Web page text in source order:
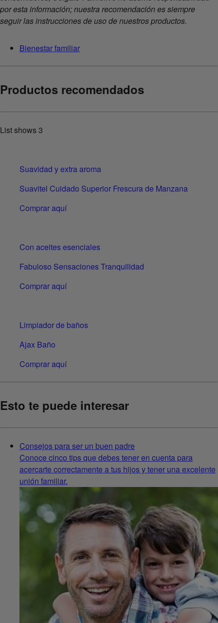
por esta información; nuestra recomendación es siempre
seguir las instrucciones de uso de nuestros productos.
Bienestar familiar
Productos recomendados
List shows3
Suavidad y extra aroma
Suavitel Cuidado Superior Frescura de Manzana
Comprar aquí
Con aceites esenciales
Fabuloso Sensaciones Tranquilidad
Comprar aquí
Limpiador de baños
Ajax Baño
Comprar aquí
Esto te puede interesar
Consejos para ser un buen padre
Conoce cinco tips que debes tener en cuenta para
acercarte correctamente a tus hijos y tener una excelente
unión familiar.